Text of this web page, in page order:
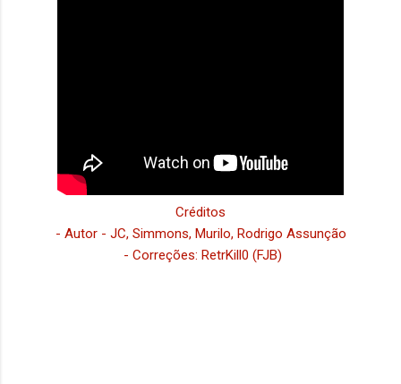
Créditos
- Autor - JC, Simmons, Murilo, Rodrigo Assunção
- Correções: RetrKill0 (FJB)